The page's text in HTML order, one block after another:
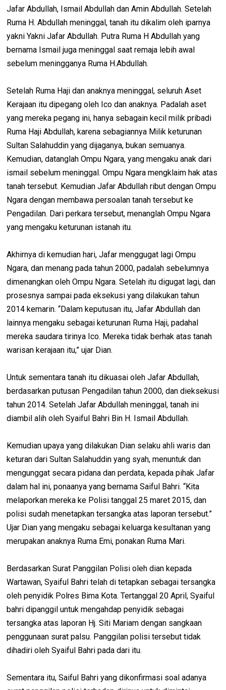
Jafar Abdullah, Ismail Abdullah dan Amin Abdullah. Setelah
Ruma H. Abdullah meninggal, tanah itu dikalim oleh iparnya
yakni Yakni Jafar Abdullah. Putra Ruma H Abdullah yang
bernama Ismail juga meninggal saat remaja lebih awal
sebelum meningganya Ruma H.Abdullah.
Setelah Ruma Haji dan anaknya meninggal, seluruh Aset
Kerajaan itu dipegang oleh Ico dan anaknya. Padalah aset
yang mereka pegang ini, hanya sebagain kecil milik pribadi
Ruma Haji Abdullah, karena sebagiannya Milik keturunan
Sultan Salahuddin yang dijaganya, bukan semuanya.
Kemudian, datanglah Ompu Ngara, yang mengaku anak dari
ismail sebelum meninggal. Ompu Ngara mengklaim hak atas
tanah tersebut. Kemudian Jafar Abdullah ribut dengan Ompu
Ngara dengan membawa persoalan tanah tersebut ke
Pengadilan. Dari perkara tersebut, menanglah Ompu Ngara
yang mengaku keturunan istanah itu.
Akhirnya di kemudian hari, Jafar menggugat lagi Ompu
Ngara, dan menang pada tahun 2000, padalah sebelumnya
dimenangkan oleh Ompu Ngara. Setelah itu digugat lagi, dan
prosesnya sampai pada eksekusi yang dilakukan tahun
2014 kemarin. “Dalam keputusan itu, Jafar Abdullah dan
lainnya mengaku sebagai keturunan Ruma Haji, padahal
mereka saudara tirinya Ico. Mereka tidak berhak atas tanah
warisan kerajaan itu,” ujar Dian.
Untuk sementara tanah itu dikuasai oleh Jafar Abdullah,
berdasarkan putusan Pengadilan tahun 2000, dan dieksekusi
tahun 2014. Setelah Jafar Abdullah meninggal, tanah ini
diambil alih oleh Syaiful Bahri Bin H. Ismail Abdullah.
Kemudian upaya yang dilakukan Dian selaku ahli waris dan
keturan dari Sultan Salahuddin yang syah, menuntuk dan
mengunggat secara pidana dan perdata, kepada pihak Jafar
dalam hal ini, ponaanya yang bernama Saiful Bahri. “Kita
melaporkan mereka ke Polisi tanggal 25 maret 2015, dan
polisi sudah menetapkan tersangka atas laporan tersebut.”
Ujar Dian yang mengaku sebagai keluarga kesultanan yang
merupakan anaknya Ruma Emi, ponakan Ruma Mari.
Berdasarkan Surat Panggilan Polisi oleh dian kepada
Wartawan, Syaiful Bahri telah di tetapkan sebagai tersangka
oleh penyidik Polres Bima Kota. Tertanggal 20 April, Syaiful
bahri dipanggil untuk mengahdap penyidik sebagai
tersangka atas laporan Hj. Siti Mariam dengan sangkaan
penggunaan surat palsu. Panggilan polisi tersebut tidak
dihadiri oleh Syaiful Bahri pada dari itu.
Sementara itu, Saiful Bahri yang dikonfirmasi soal adanya